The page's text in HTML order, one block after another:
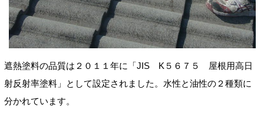
遮熱塗料の品質は２０１１年に「JIS K５６７５ 屋根用高日
射反射率塗料」として設定されました。水性と油性の２種類に
分かれています。